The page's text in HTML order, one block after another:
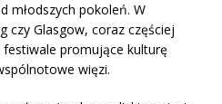
młodszych pokoleń. W
czy Glasgow, coraz częściej
promujące kulturę
więzi.